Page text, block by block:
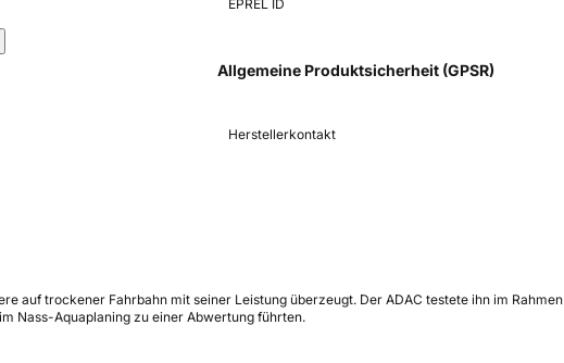
EPREL ID
Allgemeine Produktsicherheit (GPSR)
Herstellerkontakt
auf trockener Fahrbahn mit seiner Leistung überzeugt. Der ADAC testete ihn im
Nass-Aquaplaning zu einer Abwertung führten.